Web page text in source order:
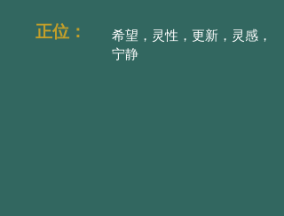
正位：
希望，灵性，更新，灵感，
宁静